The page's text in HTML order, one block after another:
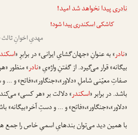
نادریپیدا نخواهد شد امید!
کاشکیاسکندریپیدا شود!
مهدیِ اخوانِ
«نادر» به عنوانِ «جهان‌گشایِ ایرانی» در برابرِ «
بیگانه» قرار می‌گیرد. از گفتنِ واژه‌یِ «نادر» منظور
صفاتِ معیّنی شاملِ «دلاور»،«جنگاور»،«فاتح» و … و
باشد. در برابر «اسکندر» دلالت بر «هر کسی»
«دلاور»،«جنگاور»،«فاتح» و … و دستِ آخر«بیگانه»
با همین دید می‌توان بندهایِ اسمیِ خاص را